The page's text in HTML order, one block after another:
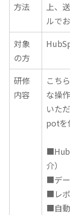
方法
上、
ルで
対象
の方
研修
内容
こち
な操
いた
potを
介）
■デ
■レ
■自